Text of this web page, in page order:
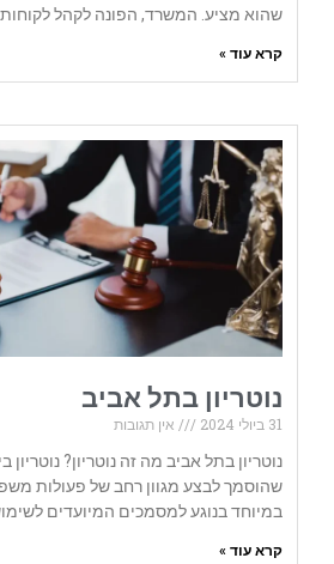
שהוא מציע. המשרד, הפונה לקהל לקוחות
קרא עוד »
נוטריון בתל אביב
31 ביולי 2024
אין תגובות
נוטריון בתל אביב מה זה נוטריון?
שהוסמך לבצע מגוון רחב של פעולות
במיוחד בנוגע למסמכים המיועדים
קרא עוד »